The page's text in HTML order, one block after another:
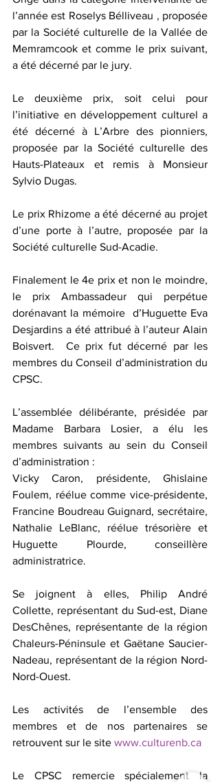
l’année est Roselys Bélliveau , proposée
par la Société culturelle de la Vallée de
Memramcook et comme le prix suivant,
a été décerné par le jury.
Le deuxième prix, soit celui pour
l’initiative en développement culturel a
été décerné à L’Arbre des pionniers,
proposée par la Société culturelle des
Hauts-Plateaux et remis à Monsieur
Sylvio Dugas.
Le prix Rhizome a été décerné au projet
d’une porte à l’autre, proposée par la
Société culturelle Sud-Acadie.
Finalement le 4e prix et non le moindre,
le prix Ambassadeur qui perpétue
dorénavant la mémoire  d’Huguette Eva
Desjardins a été attribué à l’auteur Alain
Boisvert.  Ce prix fut décerné par les
membres du Conseil d’administration du
CPSC.
L’assemblée délibérante, présidée par
Madame Barbara Losier, a élu les
membres suivants au sein du Conseil
d’administration :
Vicky Caron, présidente, Ghislaine
Foulem, réélue comme vice-présidente,
Francine Boudreau Guignard, secrétaire,
Nathalie LeBlanc, réélue trésorière et
Huguette Plourde, conseillère
administratrice.
Se joignent à elles, Philip André
Collette, représentant du Sud-est, Diane
DesChênes, représentante de la région
Chaleurs-Péninsule et Gaëtane Saucier-
Nadeau, représentant de la région Nord-
Nord-Ouest.
Les activités de l’ensemble des
membres et de nos partenaires se
retrouvent sur le site www.culturenb.ca
Le CPSC remercie spécialement la